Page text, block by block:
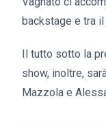
backstage e tra
Il tutto sotto la
show, inoltre,
Mazzola e